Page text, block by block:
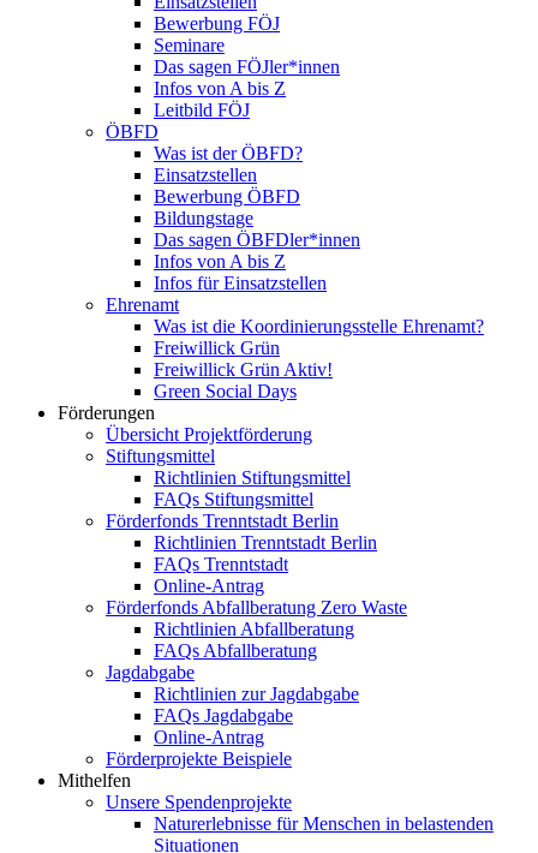
Bewerbung FÖJ
Seminare
Das sagen FÖJler*innen
Infos von A bis Z
Leitbild FÖJ
ÖBFD
Was ist der ÖBFD?
Einsatzstellen
Bewerbung ÖBFD
Bildungstage
Das sagen ÖBFDler*innen
Infos von A bis Z
Infos für Einsatzstellen
Ehrenamt
Was ist die Koordinierungsstelle Ehrenamt?
Freiwillick Grün
Freiwillick Grün Aktiv!
Green Social Days
Förderungen
Übersicht Projektförderung
Stiftungsmittel
Richtlinien Stiftungsmittel
FAQs Stiftungsmittel
Förderfonds Trenntstadt Berlin
Richtlinien Trenntstadt Berlin
FAQs Trenntstadt
Online-Antrag
Förderfonds Abfallberatung Zero Waste
Richtlinien Abfallberatung
FAQs Abfallberatung
Jagdabgabe
Richtlinien zur Jagdabgabe
FAQs Jagdabgabe
Online-Antrag
Förderprojekte Beispiele
Mithelfen
Unsere Spendenprojekte
Naturerlebnisse für Menschen in belastenden
Situationen